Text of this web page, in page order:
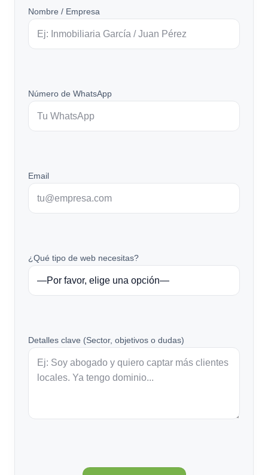
Nombre / Empresa
Número de WhatsApp
Email
¿Qué tipo de web necesitas?
Detalles clave (Sector, objetivos o dudas)